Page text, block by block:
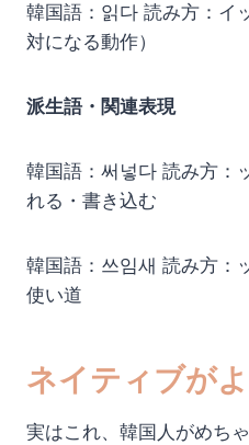
韓国語：읽다 読み方：イ
対になる動作）
派生語・関連表現
韓国語：써넣다 読み方：
れる・書き込む
韓国語：쓰임새 読み方：
使い道
ネイティブが
実はこれ、韓国人がめち